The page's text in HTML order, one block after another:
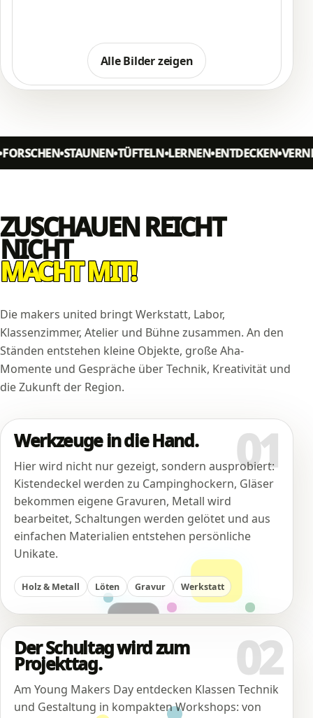
Alle Bilder zeigen
STAUNEN TÜFTELN LERNEN ENTDECKEN VERNETZEN
ZUSCHAUEN REICHT
NICHT
MACHT MIT!
Die makers united bringt Werkstatt, Labor,
Klassenzimmer, Atelier und Bühne zusammen. An den
Ständen entstehen kleine Objekte, große Aha-
Momente und Gespräche über Technik, Kreativität und
die Zukunft der Region.
01
Werkzeuge in die Hand.
Hier wird nicht nur gezeigt, sondern ausprobiert:
Kistendeckel werden zu Campinghockern, Gläser
bekommen eigene Gravuren, Metall wird
bearbeitet, Schaltungen werden gelötet und aus
einfachen Materialien entstehen persönliche
Unikate.
Holz & Metall Löten Gravur Werkstatt
02
Der Schultag wird zum
Projekttag.
Am Young Makers Day entdecken Klassen Technik
und Gestaltung in kompakten Workshops: von